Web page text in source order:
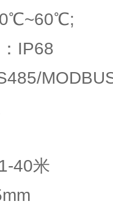
IP68
40米